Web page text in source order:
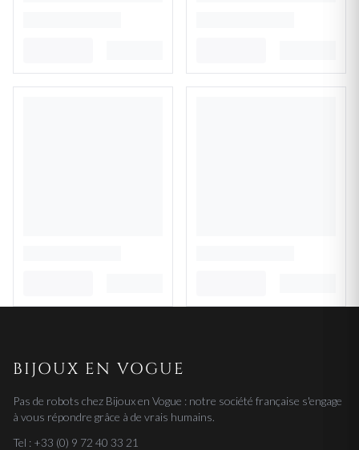
BIJOUX EN VOGUE
Pas de robots chez Bijoux en Vogue : notre société française s'engage
à vous répondre grâce à de vrais humains.
Tel : +33 (0) 9 72 40 33 21